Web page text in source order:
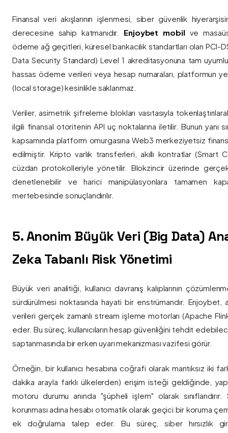
Finansal veri akışlarının işlenmesi, siber güvenlik
derecesine sahip katmanıdır. Enjoybet mobil ve
ödeme ağ geçitleri, küresel bankacılık standartları olan PCI-
Data Security Standard) Level 1 akreditasyonuna tam
hassas ödeme verileri veya hesap numaraları, platformun
(local storage) kesinlikle saklanmaz.
Veriler, asimetrik şifreleme blokları vasıtasıyla
ilgili finansal otoritenin API uç noktalarına iletilir. Bunun yanı
kapsamında platform omurgasına Web3 merkeziyetsiz
edilmiştir. Kripto varlık transferleri, akıllı kontratlar (Smart
cüzdan protokolleriyle yönetilir. Blokzincir üzerinde
denetlenebilir ve harici manipülasyonlara tamamen
mertebesinde sonuçlandırılır.
5. Anonim Büyük Veri (Big Data)
Zeka Tabanlı Risk Yönetimi
Büyük veri analitiği, kullanıcı davranış kalıplarının
sürdürülmesi noktasında hayati bir enstrümandır. Enjoybet,
verileri gerçek zamanlı stream işleme motorları (Apache Flink
eder. Bu süreç, kullanıcıların hesap güvenliğini tehdit
saptanmasında bir erken uyarı mekanizması vazifesi görür.
Örneğin, bir kullanıcı hesabına coğrafi olarak mantıksız iki
dakika arayla farklı ülkelerden) erişim isteği geldiğinde,
motoru durumu anında "şüpheli işlem" olarak sınıflandırır.
korunması adına hesabı otomatik olarak geçici bir koruma
ek doğrulama talep eder. Bu süreç, siber hırsızlık